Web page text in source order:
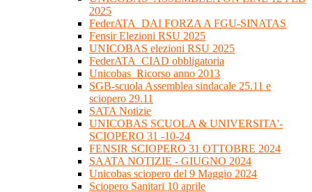
2025
FederATA_DAI FORZA A FGU-SINATAS
Fensir Elezioni RSU 2025
UNICOBAS elezioni RSU 2025
FederATA_CIAD obbligatoria
Unicobas_Ricorso anno 2013
SGB-scuola Assemblea sindacale 25.11 e
sciopero 29.11
SATA Notizie
UNICOBAS SCUOLA & UNIVERSITA'-
SCIOPERO 31 -10-24
FENSIR SCIOPERO 31 OTTOBRE 2024
SAATA NOTIZIE - GIUGNO 2024
Unicobas sciopero del 9 Maggio 2024
Sciopero Sanitari 10 aprile